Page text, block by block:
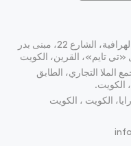
غرب أبو فتيرة الهرافية، الشارع 22، مبنى بدر
«تي تايم»، القرين، الكويت
مجمع الملا التجاري، الطابق
الكويت.